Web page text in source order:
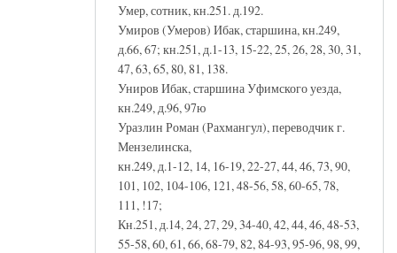
Умер, сотник, кн.251. д.192.
Умиров (Умеров) Ибак, старшина, кн.249,
д.66, 67; кн.251, д.1-13, 15-22, 25, 26, 28, 30, 31,
47, 63, 65, 80, 81, 138.
Униров Ибак, старшина Уфимского уезда,
кн.249, д.96, 97ю
Уразлин Роман (Рахмангул), переводчик г.
Мензелинска,
кн.249, д.1-12, 14, 16-19, 22-27, 44, 46, 73, 90,
101, 102, 104-106, 121, 48-56, 58, 60-65, 78,
111, !17;
Кн.251, д.14, 24, 27, 29, 34-40, 42, 44, 46, 48-53,
55-58, 60, 61, 66, 68-79, 82, 84-93, 95-96, 98, 99,